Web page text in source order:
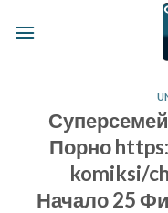
Порно
komiksi/
Начало 25